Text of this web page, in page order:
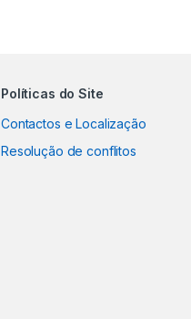
Políticas do Site
Contactos e Localização
Resolução de conflitos